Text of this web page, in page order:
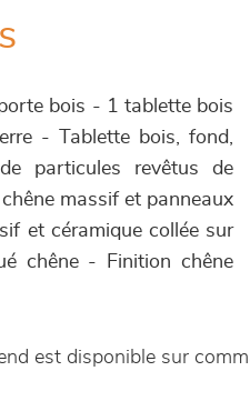
bois - 1 tablette bois
- Tablette bois, fond,
particules revêtus de
massif et panneaux
et céramique collée sur
chêne - Finition chêne
est disponible sur